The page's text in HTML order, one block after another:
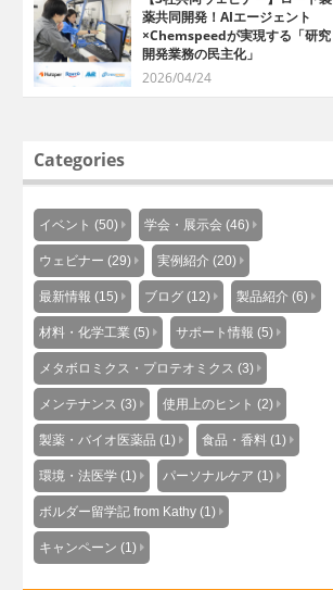
薬共同開発！AIエージェント
×Chemspeedが実現する「研究
開発業務の民主化」
2026/04/24
Categories
イベント (50) 学会・展示会 (46)
ウェビナー (29) 実例紹介 (20)
最新情報 (15) ブログ (12) 製品紹介 (6)
材料・化学工業 (5) サポート情報 (5)
メタボロミクス・プロテオミクス (3)
メンテナンス (3) 使用上のヒント (2)
製薬・バイオ医薬品 (1) 食品・香料 (1)
環境・法医学 (1) パーソナルケア (1)
ボルダー留学記 from Kathy (1)
キャンペーン (1)